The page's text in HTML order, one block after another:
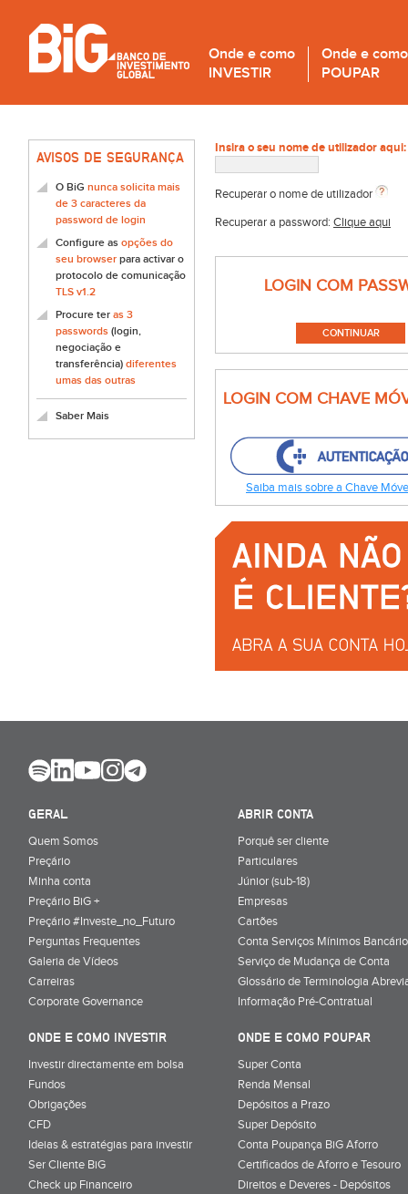
Onde e como
INVESTIR
Onde e como
POUPAR
AVISOS DE SEGURANÇA
O BiG nunca solicita mais
de 3 caracteres da
password de login
Configure as opções do
seu browser para activar o
protocolo de comunicação
TLS v1.2
Procure ter as 3
passwords (login,
negociação e
transferência) diferentes
umas das outras
Saber Mais
Insira o seu nome de utilizador aqui:
Recuperar o nome de utilizador
Recuperar a password: Clique aqui
LOGIN COM
LOGIN COM CHAVE
Saiba mais sobre a Chave
GERAL
Quem Somos
Preçário
Minha conta
Preçário BiG +
Preçário #Investe_no_Futuro
Perguntas Frequentes
Galeria de Vídeos
Carreiras
Corporate Governance
ABRIR CONTA
Porquê ser cliente
Particulares
Júnior (sub-18)
Empresas
Cartões
Conta Serviços Mínimos
Serviço de Mudança de Conta
Glossário de Terminologia
Informação Pré-Contratual
ONDE E COMO INVESTIR
Investir directamente em bolsa
Fundos
Obrigações
CFD
Ideias & estratégias para investir
Ser Cliente BiG
Check up Financeiro
ONDE E COMO POUPAR
Super Conta
Renda Mensal
Depósitos a Prazo
Super Depósito
Conta Poupança BiG Aforro
Certificados de Aforro e Tesouro
Direitos e Deveres - Depósitos